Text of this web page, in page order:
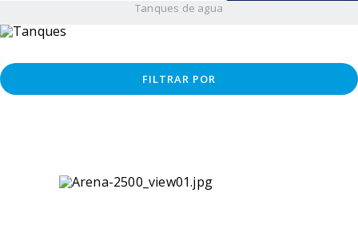
Tanques de agua
FILTRAR POR